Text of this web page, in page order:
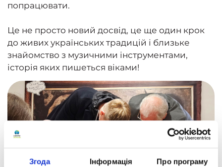
Згода Інформація Про програму
попрацювати.
Це не просто новий досвід, це ще один крок
до живих українських традицій і близьке
знайомство з музичними інструментами,
історія яких пишеться віками!